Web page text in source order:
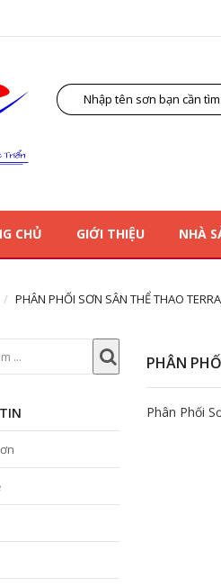
CHỦ GIỚI THIỆU NHÀ
PHÂN PHỐI SƠN SÂN THỂ THAO
PHÂN
Phân Phối